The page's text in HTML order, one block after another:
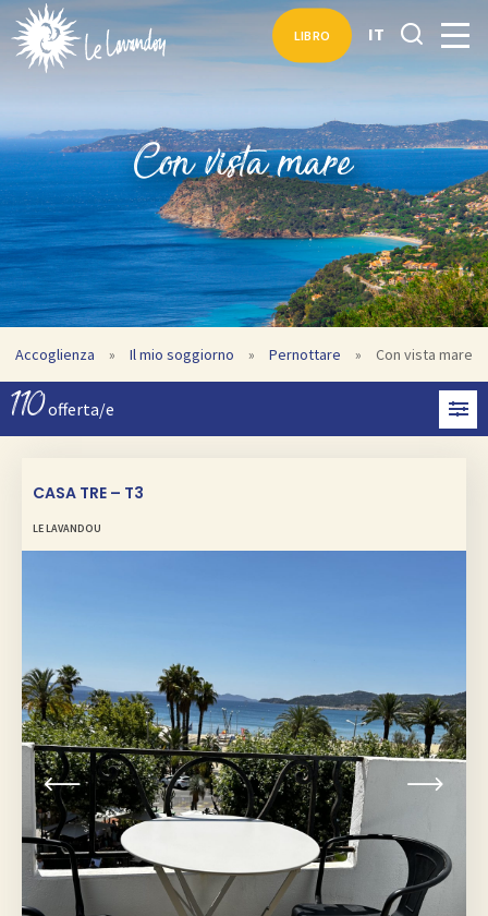
LIBRO IT
Con vista mare
Accoglienza » Il mio soggiorno » Pernottare » Con vista mare
110offerta/e
CASA TRE – T3
LE LAVANDOU